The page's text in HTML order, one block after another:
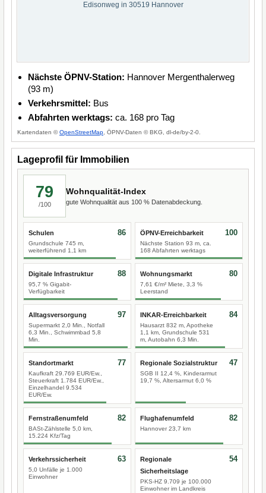
Edisonweg in 30519 Hannover
Nächste ÖPNV-Station: Hannover Mergenthalerweg
(93 m)
Verkehrsmittel: Bus
Abfahrten werktags: ca. 168 pro Tag
Kartendaten ©OpenStreetMap , ÖPNV-Daten © BKG, dl-de/by-2-0.
Lageprofil für Immobilien
79
/100
Wohnqualität-Index
gute Wohnqualität aus 100 % Datenabdeckung.
Schulen
Grundschule 745 m,
weiterführend 1,1 km
86 ÖPNV-Erreichbarkeit
Nächste Station 93 m, ca.
168 Abfahrten werktags
100
Digitale Infrastruktur
95,7 % Gigabit-
Verfügbarkeit
88 Wohnungsmarkt
7,61 €/m² Miete, 3,3 %
Leerstand
80
Alltagsversorgung
Supermarkt 2,0 Min., Notfall
6,3 Min., Schwimmbad 5,8
Min.
97 INKAR-Erreichbarkeit
Hausarzt 832 m, Apotheke
1,1 km, Grundschule 531
m, Autobahn 6,3 Min.
84
Standortmarkt
Kaufkraft 29.769 EUR/Ew.,
Steuerkraft 1.784 EUR/Ew.,
Einzelhandel 9.534
EUR/Ew.
77 Regionale Sozialstruktur
SGB II 12,4 %, Kinderarmut
19,7 %, Altersarmut 6,0 %
47
Fernstraßenumfeld
BASt-Zählstelle 5,0 km,
15.224 Kfz/Tag
82 Flughafenumfeld
Hannover 23,7 km
82
Verkehrssicherheit
5,0 Unfälle je 1.000
Einwohner
63
Regionale
Sicherheitslage
PKS-HZ 9.709 je 100.000
Einwohner im Landkreis
54